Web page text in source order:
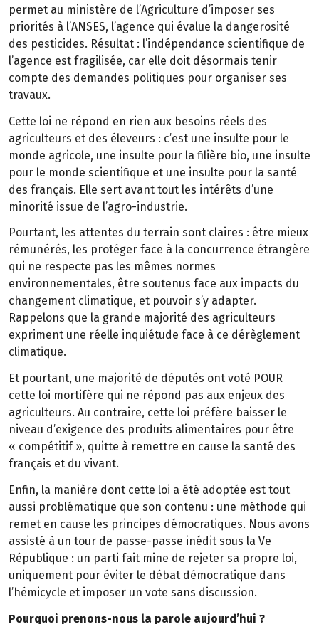
permet au ministère de l’Agriculture d’imposer ses
priorités à l’ANSES, l’agence qui évalue la dangerosité
des pesticides. Résultat : l’indépendance scientifique de
l’agence est fragilisée, car elle doit désormais tenir
compte des demandes politiques pour organiser ses
travaux.
Cette loi ne répond en rien aux besoins réels des
agriculteurs et des éleveurs : c’est une insulte pour le
monde agricole, une insulte pour la filière bio, une insulte
pour le monde scientifique et une insulte pour la santé
des français. Elle sert avant tout les intérêts d’une
minorité issue de l’agro-industrie.
Pourtant, les attentes du terrain sont claires : être mieux
rémunérés, les protéger face à la concurrence étrangère
qui ne respecte pas les mêmes normes
environnementales, être soutenus face aux impacts du
changement climatique, et pouvoir s’y adapter.
Rappelons que la grande majorité des agriculteurs
expriment une réelle inquiétude face à ce dérèglement
climatique.
Et pourtant, une majorité de députés ont voté POUR
cette loi mortifère qui ne répond pas aux enjeux des
agriculteurs. Au contraire, cette loi préfère baisser le
niveau d’exigence des produits alimentaires pour être
« compétitif », quitte à remettre en cause la santé des
français et du vivant.
Enfin, la manière dont cette loi a été adoptée est tout
aussi problématique que son contenu : une méthode qui
remet en cause les principes démocratiques. Nous avons
assisté à un tour de passe-passe inédit sous la Ve
République : un parti fait mine de rejeter sa propre loi,
uniquement pour éviter le débat démocratique dans
l’hémicycle et imposer un vote sans discussion.
Pourquoi prenons-nous la parole aujourd’hui ?